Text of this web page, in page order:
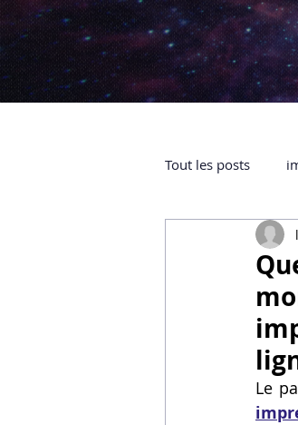
Tout les posts
impression
certifiéeLe